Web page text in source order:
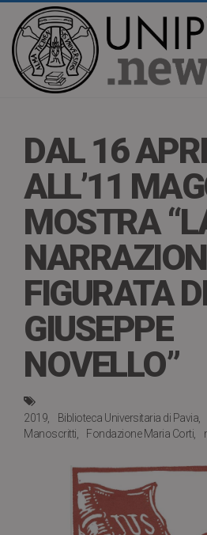
DAL 16
ALL’11
MOSTRA
FIGURATA
GIUSEPPE
NOVELLO”
2019 Biblioteca Universitaria di Pavia
Manoscritti
Fondazione Maria Corti